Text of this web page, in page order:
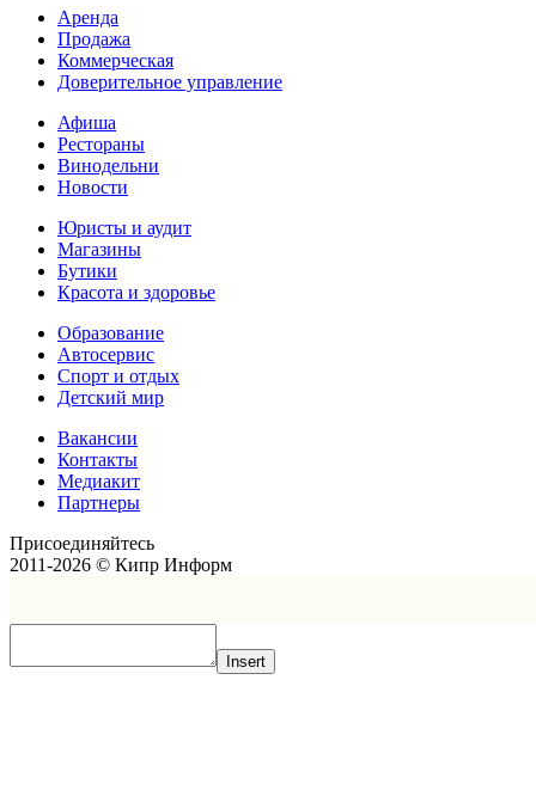
Аренда
Продажа
Коммерческая
Доверительное управление
Афиша
Рестораны
Винодельни
Новости
Юристы и аудит
Магазины
Бутики
Красота и здоровье
Образование
Автосервис
Спорт и отдых
Детский мир
Вакансии
Контакты
Медиакит
Партнеры
Присоединяйтесь
2011-2026 © Кипр Информ
Insert